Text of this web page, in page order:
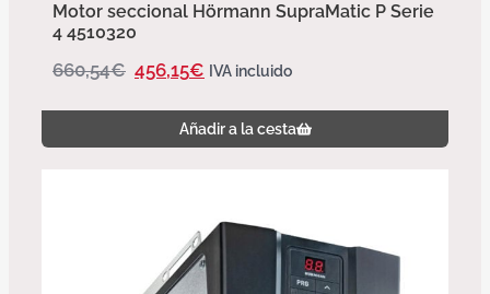
Motor seccional Hörmann SupraMatic P Serie
4 4510320
660,54€ 456,15€ IVA incluido
Añadir a la cesta